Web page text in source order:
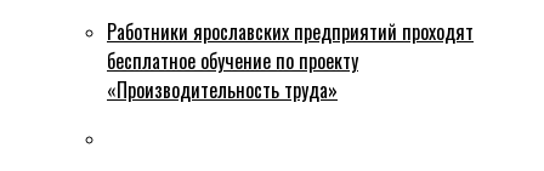
Работники ярославских предприятий проходят
бесплатное обучение по проекту
«Производительность труда»